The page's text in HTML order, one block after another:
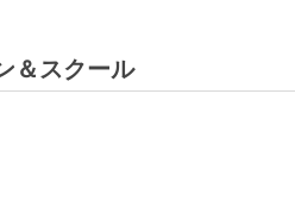
＆スクール